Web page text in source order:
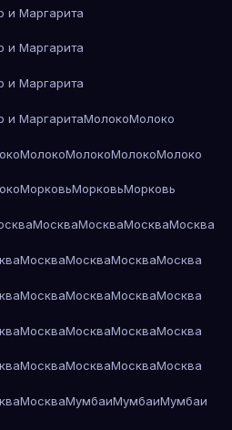
и Маргарита
и Маргарита
и Маргарита
и МаргаритаМолокоМолоко
МолокоМолокоМолокоМолоко
МорковьМорковьМорковь
МоскваМоскваМоскваМосква
МоскваМоскваМоскваМосква
МоскваМоскваМоскваМосква
МоскваМоскваМоскваМосква
МоскваМоскваМоскваМосква
МоскваМумбаиМумбаиМумбаи